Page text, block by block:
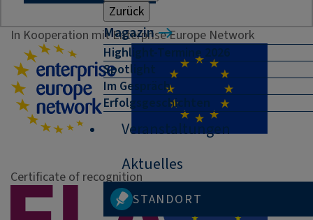
Zurück
Magazin
Highlight-Termine 2026
Spotlight
Im Gespräch
Erfolgsgeschichten
Veranstaltungen
Aktuelles
STANDORT
In Kooperation mit Enterprise Europe Network
Certificate of recognition